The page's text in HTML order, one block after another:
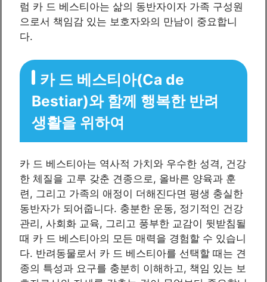
럼 카 드 베스티아는 삶의 동반자이자 가족 구성원
으로서 책임감 있는 보호자와의 만남이 중요합니
다.
카 드 베스티아(Ca de
Bestiar)와 함께 행복한 반려
생활을 위하여
카 드 베스티아는 역사적 가치와 우수한 성격, 건강
한 체질을 고루 갖춘 견종으로, 올바른 양육과 훈
련, 그리고 가족의 애정이 더해진다면 평생 충실한
동반자가 되어줍니다. 충분한 운동, 정기적인 건강
관리, 사회화 교육, 그리고 풍부한 교감이 뒷받침될
때 카 드 베스티아의 모든 매력을 경험할 수 있습니
다. 반려동물로서 카 드 베스티아를 선택할 때는 견
종의 특성과 요구를 충분히 이해하고, 책임 있는 보